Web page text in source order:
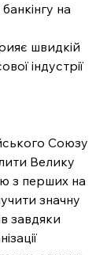
на
швидкій
індустрії
Союзу
Велику
з перших на
значну
завдяки